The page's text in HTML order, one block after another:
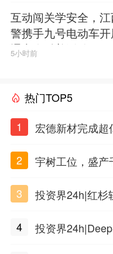
互动闯关学安全，
警携手九号电动车
通安全科普活动
5小时前
热门TOP5
1
宏德新材完成
2
宇树工位，盛产
3
投资界24h|红杉
水
4
投资界